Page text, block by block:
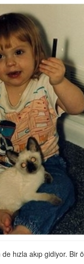
de hızla akıp gidiyor.
Kurtaran
Sahiplendiğine
İnanamayan Yavru
22.05.2020
Edildikten Sonra Bir
Kalan Köpeğin
Değişimi
31.05.2020
Yetisini
Görmek İçin
Km Uçan Leylek
22.05.2020
Köpeğini
Dokunduğu
Kokladığı Her Şeyi Satın
Güzel İnsan
22.05.2020
Can Çekişen
Teşekkür